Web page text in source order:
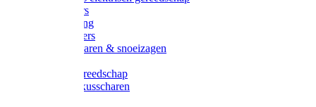
Grasmaaiers
Tuinreiniging
Robotmaaiers
Heggenscharen & snoeizagen
Klussen gereedschap
Gras & buxusscharen